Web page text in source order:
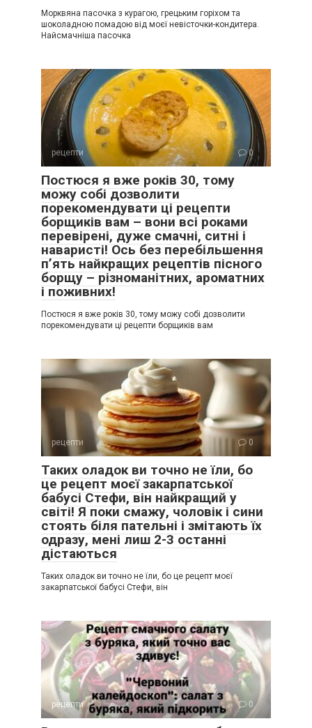
Морквяна пасочка з курагою, грецьким горіхом та
шоколадною помадою від моєї невісточки-кондитера.
Найсмачніша пасочка
рецепти 0
Постюся я вже років 30, тому
можу собі дозволити
порекомендувати ці рецепти
борщиків вам – вони всі роками
перевірені, дуже смачні, ситні і
наваристі! Ось без перебільшення
п’ять найкращих рецептів пісного
борщу – різноманітних, ароматних
і поживних!
Постюся я вже років 30, тому можу собі дозволити
порекомендувати ці рецепти борщиків вам
рецепти 0
Таких оладок ви точно не їли, бо
це рецепт моєї закарпатської
бабусі Стефи, він найкращий у
світі! Я поки смажу, чоловік і сини
стоять біля пательні і змітають їх
одразу, мені лиш 2-3 останні
дістаються
Таких оладок ви точно не їли, бо це рецепт моєї
закарпатської бабусі Стефи, він
рецепти 0